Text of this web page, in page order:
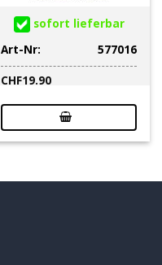
sofort lieferbar
Art-Nr:
577016
CHF19.90